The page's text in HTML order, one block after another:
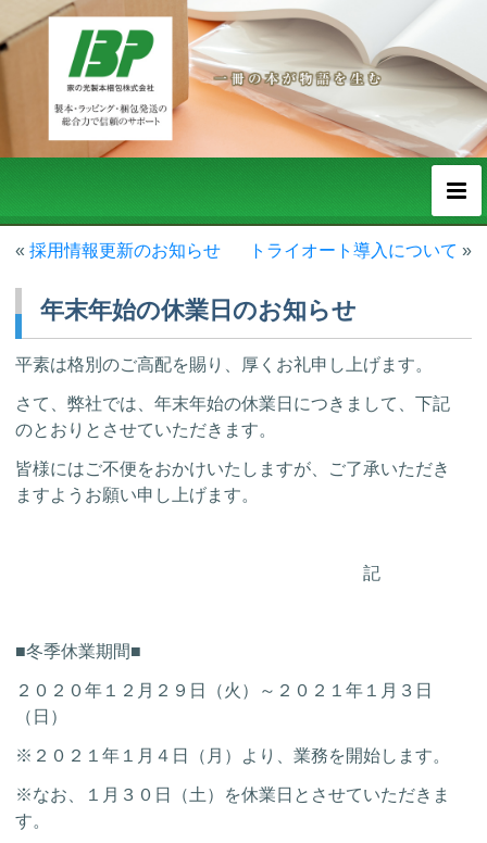
«採用情報更新のお知らせ トライオート導入について »
年末年始の休業日のお知らせ
平素は格別のご高配を賜り、厚くお礼申し上げます。
さて、弊社では、年末年始の休業日につきまして、下記
のとおりとさせていただきます。
皆様にはご不便をおかけいたしますが、ご了承いただき
ますようお願い申し上げます。
記
■冬季休業期間■
２０２０年１２月２９日（火）～２０２１年１月３日
（日）
※２０２１年１月４日（月）より、業務を開始します。
※なお、１月３０日（土）を休業日とさせていただきま
す。